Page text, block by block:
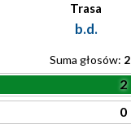
Trasa
b.d.
Suma głosów: 2
2
0